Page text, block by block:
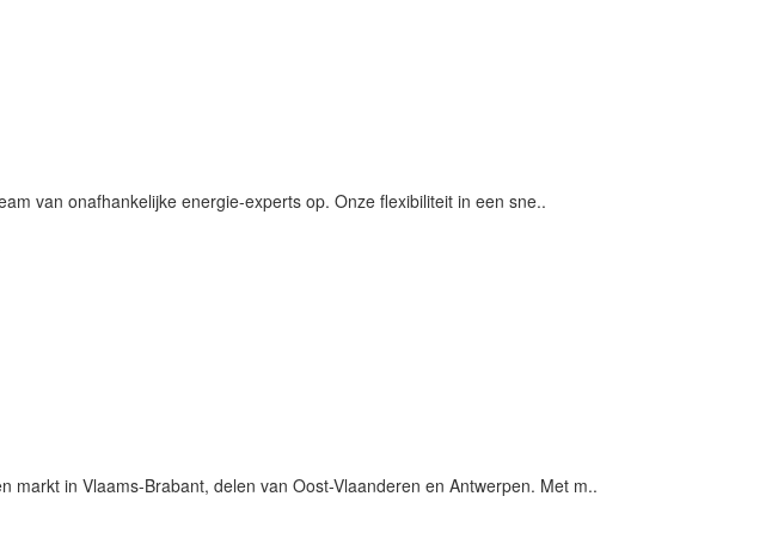
van onafhankelijke energie-experts op. Onze flexibiliteit in een sne..
markt in Vlaams-Brabant, delen van Oost-Vlaanderen en Antwerpen. Met m..